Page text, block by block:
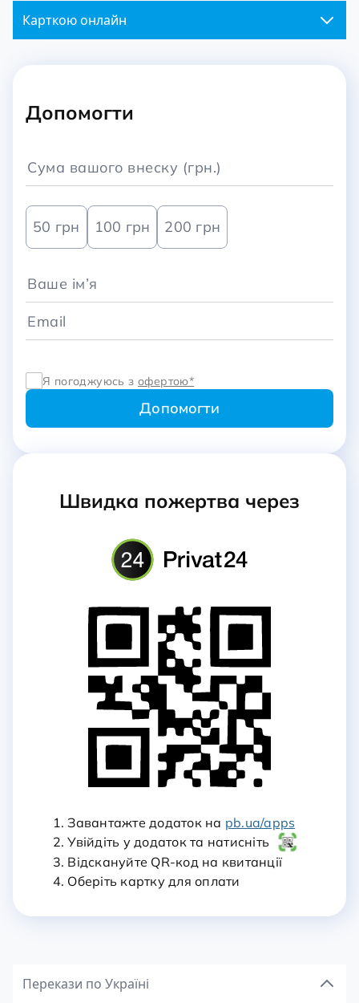
Карткою онлайн
Допомогти
50 грн 100 грн 200 грн
Я погоджуюсь зофертою*
Швидка пожертва через
1. Завантажте додаток на pb.ua/apps
2. Увійдіть у додаток та натисніть
3. Відскануйте QR-код на квитанції
4. Оберіть картку для оплати
Перекази по Україні